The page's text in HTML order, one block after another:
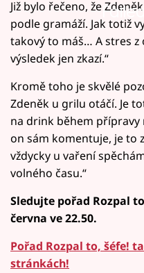
Již bylo řečeno, že
podle gramáží. Jak totiž
takový to máš… A stres
výsledek jen zkazí.“
Kromě toho je skvělé
Zdeněk u grilu otáčí. Je
na drink během přípravy
on sám komentuje, je to
vždycky u vaření
volného času.“
Sledujte pořad Rozpal
června ve 22.50.
Pořad Rozpal to, šéfe!
stránkách!